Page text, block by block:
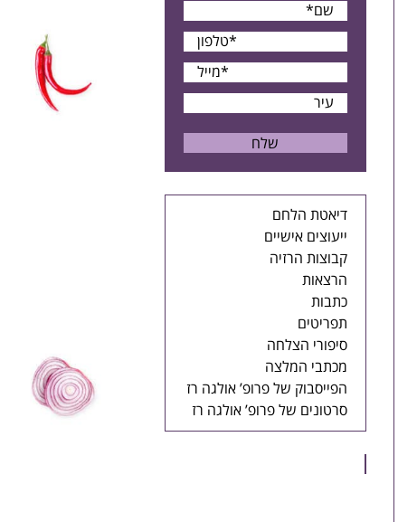
דיאטת הלחם
ייעוצים אישיים
קבוצות הרזיה
הרצאות
כתבות
תפריטים
סיפורי הצלחה
מכתבי המלצה
הפייסבוק של פרופ’ אולגה רז
סרטונים של פרופ’ אולגה רז